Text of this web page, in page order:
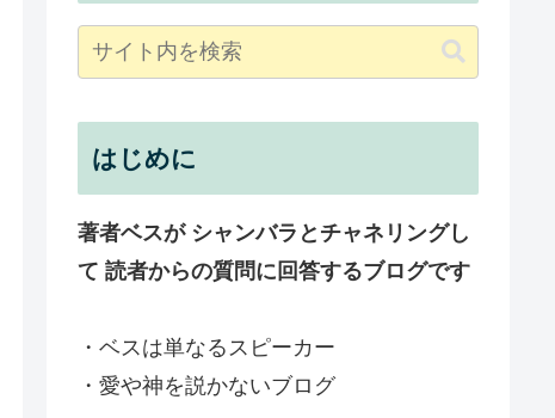
はじめに
著者ベスが シャンバラとチャネリングし
て 読者からの質問に回答するブログです
・ベスは単なるスピーカー
・愛や神を説かないブログ